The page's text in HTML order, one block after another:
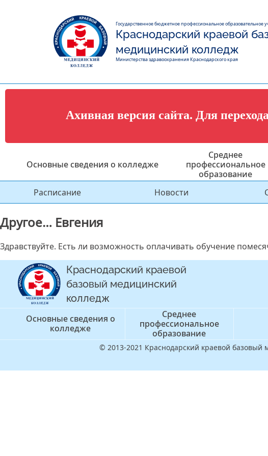
Государственное бюджетное профессиональное образовательное
Краснодарский краевой
медицинский колледж
Министерства здравоохранения Краснодарского края
Ахивная версия сайта. Для
Основные сведения о колледже
Среднее
профессиональное
образование
Расписание Новости
Другое… Евгения
Здравствуйте. Есть ли возможность оплачивать обучение
Краснодарский краевой
базовый медицинский
колледж
Основные сведения о
колледже
Среднее
профессиональное
образование
© 2013-2021 Краснодарский краевой базовый